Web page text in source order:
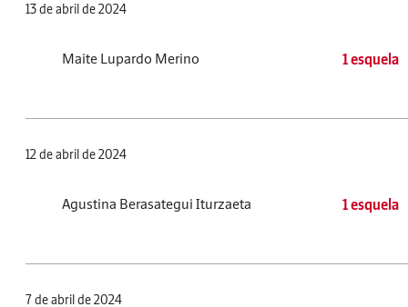
13 de abril de 2024
Maite Lupardo Merino 1 esquela
12 de abril de 2024
Agustina Berasategui Iturzaeta 1 esquela
7 de abril de 2024